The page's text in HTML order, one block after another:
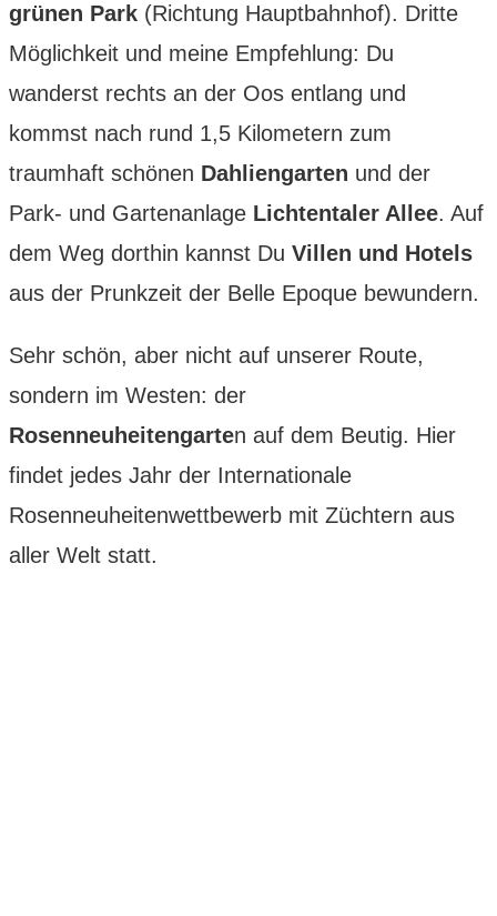
grünen Park (Richtung Hauptbahnhof). Dritte
Möglichkeit und meine Empfehlung: Du
wanderst rechts an der Oos entlang und
kommst nach rund 1,5 Kilometern zum
traumhaft schönen Dahliengarten und der
Park- und Gartenanlage Lichtentaler Allee. Auf
dem Weg dorthin kannst Du Villen und Hotels
aus der Prunkzeit der Belle Epoque bewundern.
Sehr schön, aber nicht auf unserer Route,
sondern im Westen: der
Rosenneuheitengarten auf dem Beutig. Hier
findet jedes Jahr der Internationale
Rosenneuheitenwettbewerb mit Züchtern aus
aller Welt statt.